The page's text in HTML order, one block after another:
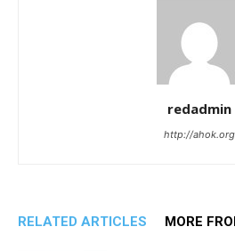
redadmin
http://ahok.org
RELATED ARTICLES MORE